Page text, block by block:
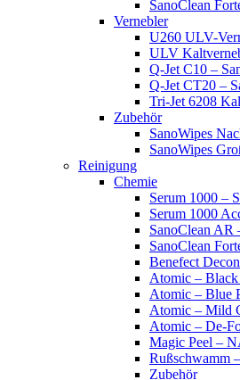
SanoClean
Vernebler
U260 ULV-
ULV
Q-Jet C10 –
Q-Jet CT20 –
Tri-Jet 6208
Zubehör
SanoWipes
SanoWipes
Reinigung
Chemie
Serum 1000 –
Serum 1000
SanoClean AR
SanoClean
Benefect
Atomic –
Atomic – Blue
Atomic – Mild
Atomic – De-
Magic Peel –
Rußschwamm
Zubehör